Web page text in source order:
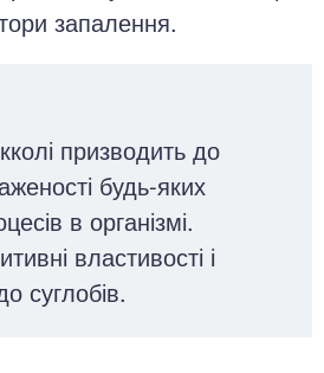
запалення.
призводить до
будь-яких
в організмі.
властивості і
суглобів.